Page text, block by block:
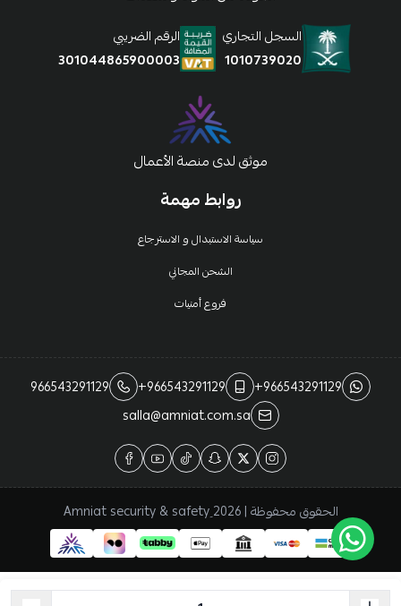
روابط مهمة
سياسة الاستبدال و الاسترجاع
الشحن المجاني
فروع أمنيات
السجل التجاري
1010739020
الرقم الضريبي
301044865900003
موثق لدى منصة الأعمال
+966543291129
+966543291129
966543291129
salla@amniat.com.sa
الحقوق محفوظة | 2026 ِAmniat security & safety